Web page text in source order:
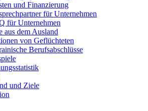
und Finanzierung
für Unternehmen
für Unternehmen
aus dem Ausland
von Geflüchteten
Berufsabschlüsse
und Ziele